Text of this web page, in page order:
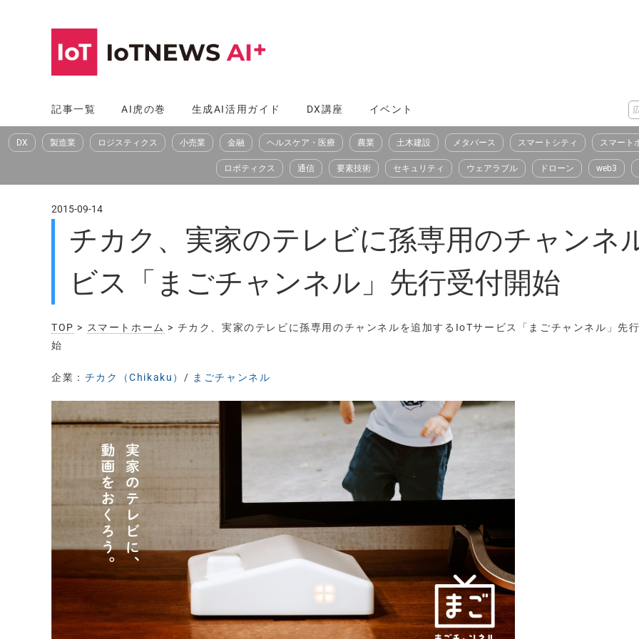
へ
ス
記事一覧 AI虎の巻 生成AI活用ガイド DX講座 イベント
DX 製造業 ロジスティクス 小売業 金融 ヘルスケア・医療 農業 土木建設 メタバース スマートシティ スマート
ロボティクス 通信 要素技術 セキュリティ ウェアラブル ドローン web3
2015-09-14
チカク、実家のテレビに孫専用のチャンネ
ビス「まごチャンネル」先行受付開始
TOP > スマートホーム > チカク、実家のテレビに孫専用のチャンネルを追加するIoTサービス「まごチャンネル」先
始
企業： チカク（Chikaku） / まごチャンネル